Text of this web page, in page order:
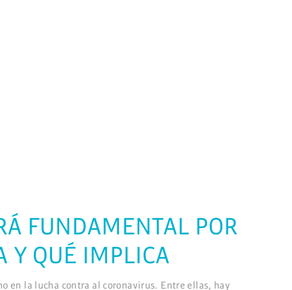
FUNDAMENTAL POR
Y QUÉ IMPLICA
en la lucha contra al coronavirus. Entre ellas, hay